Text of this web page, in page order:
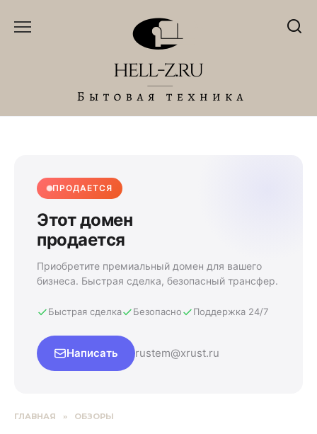
ПРОДАЕТСЯ
Этот домен
продается
Приобретите премиальный домен для вашего
бизнеса. Быстрая сделка, безопасный трансфер.
Быстрая сделка Безопасно Поддержка 24/7
Написать rustem@xrust.ru
ГЛАВНАЯ » ОБЗОРЫ